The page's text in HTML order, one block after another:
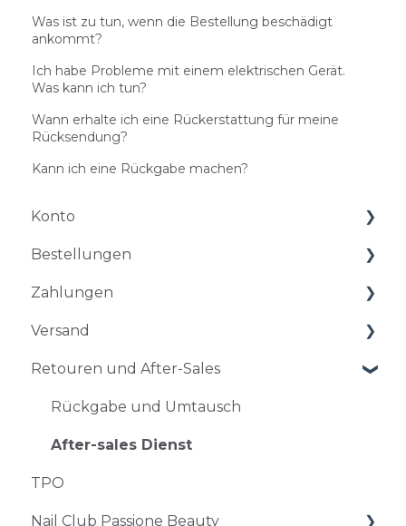
Was ist zu tun, wenn die Bestellung beschädigt
ankommt?
Ich habe Probleme mit einem elektrischen Gerät.
Was kann ich tun?
Wann erhalte ich eine Rückerstattung für meine
Rücksendung?
Kann ich eine Rückgabe machen?
Konto
Kontoführung
Probleme beim Einloggen
Bestellungen
Bestellungen und Abklärungen
Änderung und Stornierung einer
Zahlungen
Zahlungsarten
Probleme mit der Bezahlung
Versand
Zeitplan und Versand
Schwierigkeiten bei der Lieferung
Retouren und After-Sales
Rückgabe und Umtausch
After-sales Dienst
TPO
Nail Club Passione Beauty